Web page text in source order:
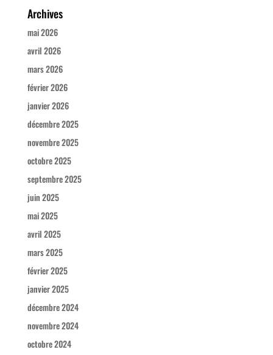
Archives
mai 2026
avril 2026
mars 2026
février 2026
janvier 2026
décembre 2025
novembre 2025
octobre 2025
septembre 2025
juin 2025
mai 2025
avril 2025
mars 2025
février 2025
janvier 2025
décembre 2024
novembre 2024
octobre 2024